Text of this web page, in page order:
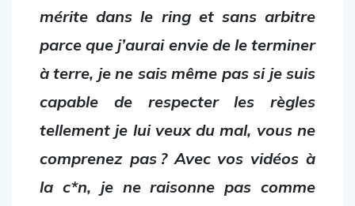
mérite dans le ring et sans arbitre
parce que j’aurai envie de le terminer
à terre, je ne sais même pas si je suis
capable de respecter les règles
tellement je lui veux du mal, vous ne
comprenez pas ? Avec vos vidéos à
la c*n, je ne raisonne pas comme